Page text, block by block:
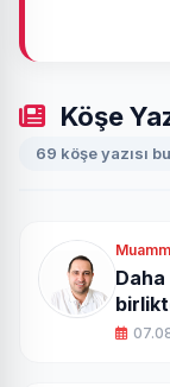
Köşe
69 köşe yazısı